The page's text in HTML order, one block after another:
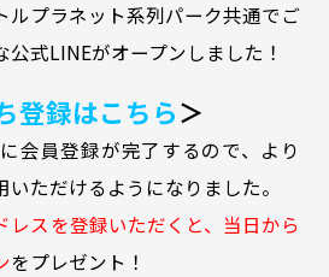
ルプラネット系列パーク共通でご
式LINEがオープンしました！
登録はこちら＞
会員登録が完了するので、より
ただけるようになりました。
レスを登録いただくと、当日から
をプレゼント！